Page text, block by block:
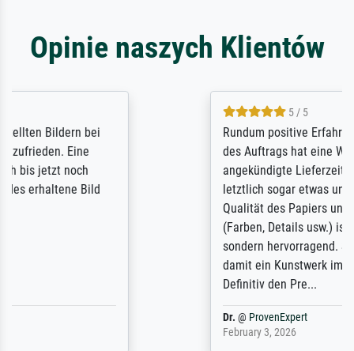
Opinie naszych Klientów
Rundum positive Erfahrung. Die Ausführung
des Auftrags hat eine Weile gedauert, die
angekündigte Lieferzeit wurde aber
letztlich sogar etwas unterschritten. Die
Qualität des Papiers und des Drucks
(Farben, Details usw.) ist nicht nur gut,
sondern hervorragend. Selbst ein Druck ist
damit ein Kunstwerk im eigenen Sinne.